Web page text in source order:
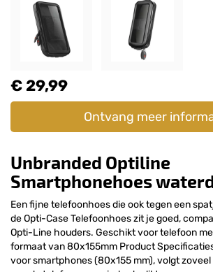
€ 29,99
Ontvang meer
Unbranded Optiline
Smartphonehoes
Een fijne telefoonhoes die ook tegen een
de Opti-Case Telefoonhoes zit je goed,
Opti-Line houders. Geschikt voor telefoon
formaat van 80x155mm Product
voor smartphones (80x155 mm), volgt